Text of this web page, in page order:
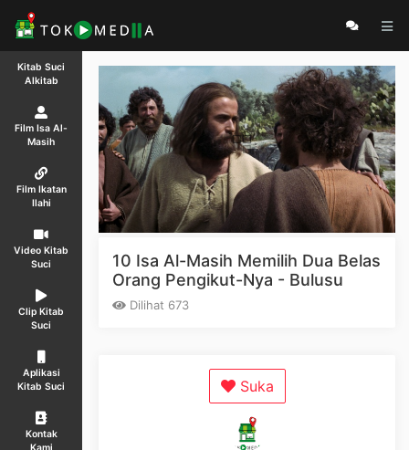
Kitab Suci
Alkitab
Film Isa Al-
Masih
Film Ikatan
Ilahi
Video Kitab
Suci
Clip Kitab
Suci
Aplikasi
Kitab Suci
Kontak
10 Isa Al-Masih Memilih Dua Belas
Orang Pengikut-Nya - Bulusu
Dilihat 673
Suka